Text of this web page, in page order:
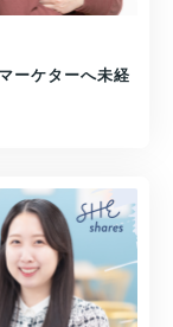
ーケターへ未経